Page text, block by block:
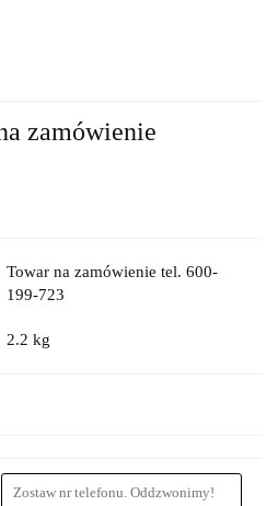
zamówienie
Towar na zamówienie tel. 600-
199-723
2.2 kg